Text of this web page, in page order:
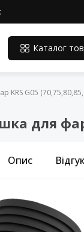
Каталог
KRS G05
для
Опис